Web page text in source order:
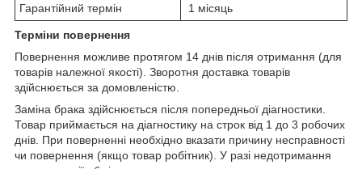
Гарантійний термін
1 місяць
Терміни повернення
Повернення можливе протягом 14 днів після отримання (для
товарів належної якості). Зворотня доставка товарів
здійснюється за домовленістю.
Заміна брака здійснюється після попередньої діагностики.
Товар приймається на діагностику на строк від 1 до 3 робочих
днів. При поверненні необхідно вказати причину несправності
чи повернення (якщо товар робітник). У разі недотримання